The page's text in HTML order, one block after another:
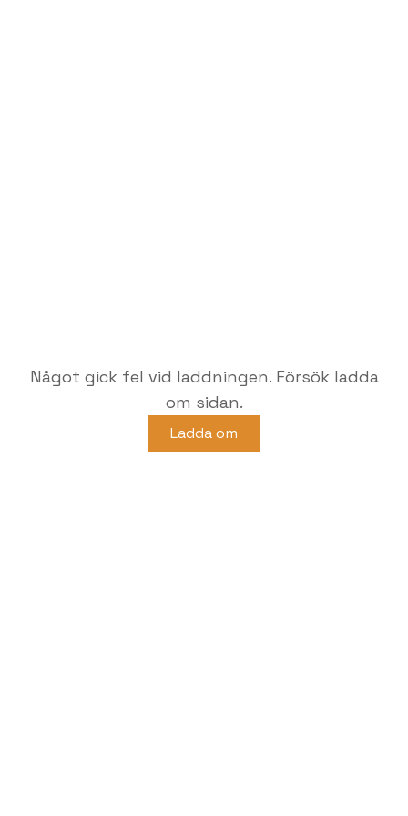
Något gick fel vid laddningen. Försök ladda
om sidan.
Ladda om